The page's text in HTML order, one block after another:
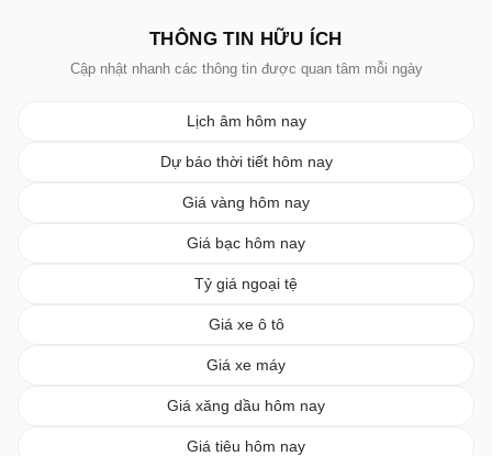
THÔNG TIN HỮU ÍCH
Cập nhật nhanh các thông tin được quan tâm mỗi ngày
Lịch âm hôm nay
Dự báo thời tiết hôm nay
Giá vàng hôm nay
Giá bạc hôm nay
Tỷ giá ngoại tệ
Giá xe ô tô
Giá xe máy
Giá xăng dầu hôm nay
Giá tiêu hôm nay